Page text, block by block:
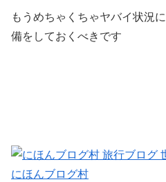
もうめちゃくちゃヤバイ状況
備をしておくべきです
にほんブログ村